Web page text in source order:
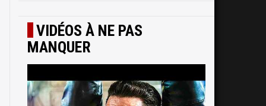
VIDÉOS À NE PAS
MANQUER